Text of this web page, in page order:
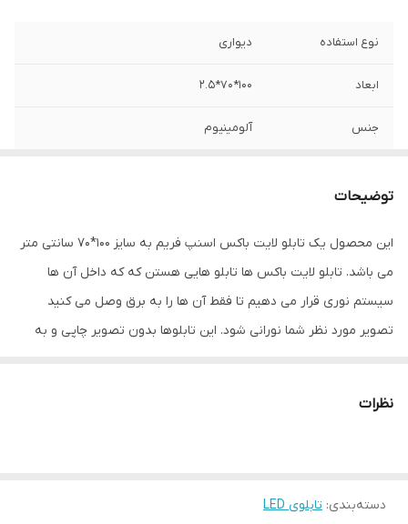
نوع استفاده دیواری
ابعاد 100*70*2.5
جنس آلومینیوم
توضیحات
این محصول یک تابلو لایت باکس اسنپ فریم به سایز 100*70 سانتی متر
می باشد. تابلو لایت باکس ها تابلو هایی هستن که که داخل آن ها
سیستم نوری قرار می دهیم تا فقط آن ها را به برق وصل می کنید
تصویر مورد نظر شما نورانی شود. این تابلوها بدون تصویر چاپی و به
جلوگیری از آسیب های احتمالی به تصویر بک لایت، روی آن یک پلکسی
نظرتان را به صورت جداگانه بر روی بک لایت چاپ کنید و در داخل این
نظرات
دسته‌بندی: تابلوی LED